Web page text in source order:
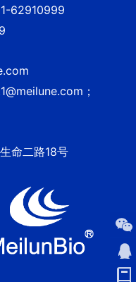
62910999
；
命二路18号